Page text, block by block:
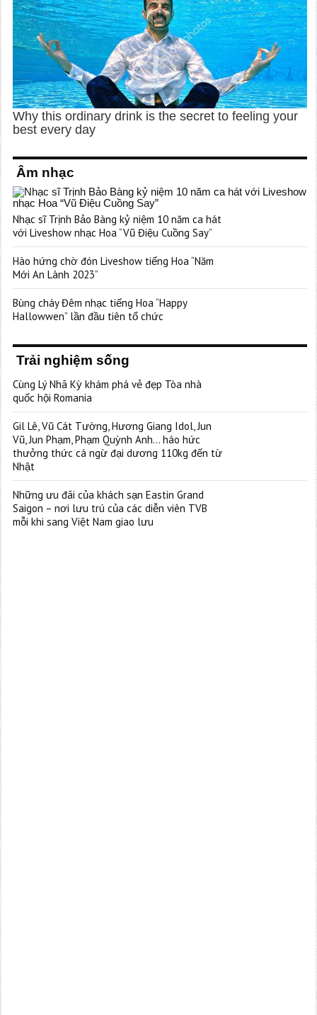
Âm nhạc
Nhạc sĩ Trịnh Bảo Bàng kỷ niệm 10 năm ca hát
với Liveshow nhạc Hoa “Vũ Điệu Cuồng Say”
Hào hứng chờ đón Liveshow tiếng Hoa “Năm
Mới An Lành 2023”
Bùng cháy Đêm nhạc tiếng Hoa “Happy
Hallowwen” lần đầu tiên tổ chức
Trải nghiệm sống
Cùng Lý Nhã Kỳ khám phá vẻ đẹp Tòa nhà
quốc hội Romania
Gil Lê, Vũ Cát Tường, Hương Giang Idol, Jun
Vũ, Jun Phạm, Phạm Quỳnh Anh… háo hức
thưởng thức cá ngừ đại dương 110kg đến từ
Nhật
Những ưu đãi của khách sạn Eastin Grand
Saigon – nơi lưu trú của các diễn viên TVB
mỗi khi sang Việt Nam giao lưu